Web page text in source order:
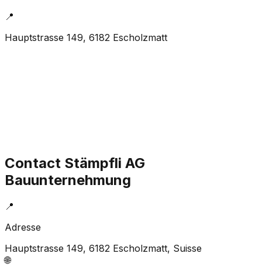
📍
Hauptstrasse 149, 6182 Escholzmatt
Contact Stämpfli AG
Bauunternehmung
📍
Adresse
Hauptstrasse 149, 6182 Escholzmatt, Suisse
🌐